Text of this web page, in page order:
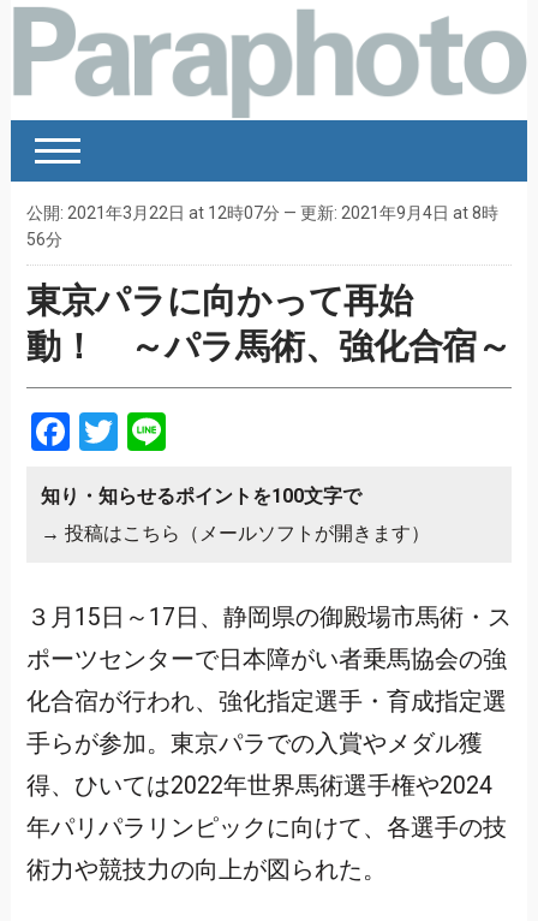
公開: 2021年3月22日 at 12時07分 — 更新: 2021年9月4日 at 8時
56分
東京パラに向かって再始
動！ ～パラ馬術、強化合宿～
Facebook
Twitter
Line
知り・知らせるポイントを100文字で
→ 投稿はこちら（メールソフトが開きます）
３月15日～17日、静岡県の御殿場市馬術・ス
ポーツセンターで日本障がい者乗馬協会の強
化合宿が行われ、強化指定選手・育成指定選
手らが参加。東京パラでの入賞やメダル獲
得、ひいては2022年世界馬術選手権や2024
年パリパラリンピックに向けて、各選手の技
術力や競技力の向上が図られた。